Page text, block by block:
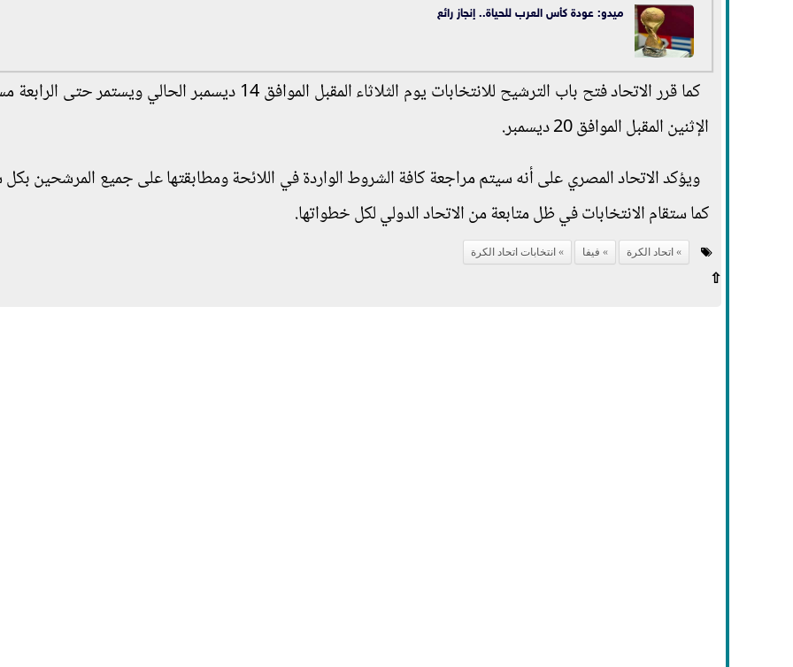
ميدو: عودة كأس العرب للحياة.. إنجاز رائع
كما قرر الاتحاد فتح باب الترشيح للانتخابات يوم الثلاثاء المقبل الموافق 14 ديسمبر الحالي
الإثنين المقبل الموافق 20 ديسمبر.
ويؤكد الاتحاد المصري على أنه سيتم مراجعة كافة الشروط الواردة في اللائحة ومطابقتها على جميع المرشحين بكل
كما ستقام الانتخابات في ظل متابعة من الاتحاد الدولي لكل خطواتها.
اتحاد الكرة فيفا انتخابات اتحاد الكرة
⇧